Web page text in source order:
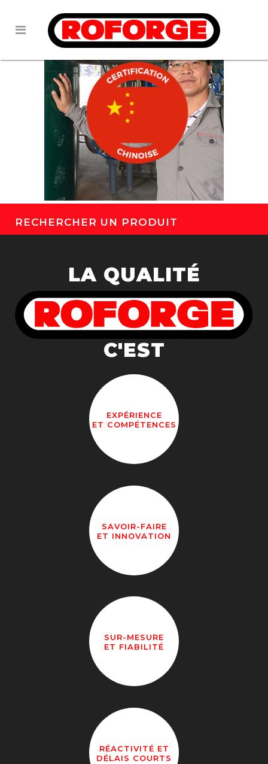
RECHERCHER UN PRODUIT
LA QUALITÉ
C'EST
EXPÉRIENCE
ET COMPÉTENCES
SAVOIR-FAIRE
ET INNOVATION
SUR-MESURE
ET FIABILITÉ
RÉACTIVITÉ ET
DÉLAIS COURTS